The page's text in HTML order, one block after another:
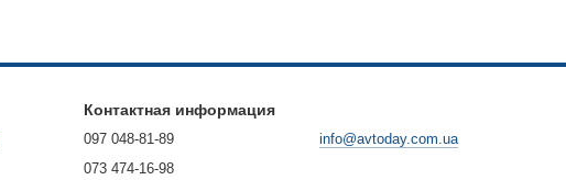
Контактная информация
097 048-81-89
073 474-16-98
info@avtoday.com.ua